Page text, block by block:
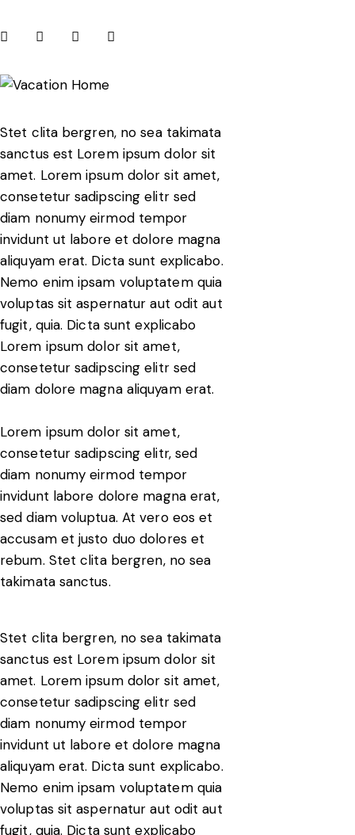
Stet clita bergren, no sea takimata
sanctus est Lorem ipsum dolor sit
amet. Lorem ipsum dolor sit amet,
consetetur sadipscing elitr sed
diam nonumy eirmod tempor
invidunt ut labore et dolore magna
aliquyam erat. Dicta sunt explicabo.
Nemo enim ipsam voluptatem quia
voluptas sit aspernatur aut odit aut
fugit, quia. Dicta sunt explicabo
Lorem ipsum dolor sit amet,
consetetur sadipscing elitr sed
diam dolore magna aliquyam erat.
Lorem ipsum dolor sit amet,
consetetur sadipscing elitr, sed
diam nonumy eirmod tempor
invidunt labore dolore magna erat,
sed diam voluptua. At vero eos et
accusam et justo duo dolores et
rebum. Stet clita bergren, no sea
takimata sanctus.
Stet clita bergren, no sea takimata
sanctus est Lorem ipsum dolor sit
amet. Lorem ipsum dolor sit amet,
consetetur sadipscing elitr sed
diam nonumy eirmod tempor
invidunt ut labore et dolore magna
aliquyam erat. Dicta sunt explicabo.
Nemo enim ipsam voluptatem quia
voluptas sit aspernatur aut odit aut
fugit, quia. Dicta sunt explicabo